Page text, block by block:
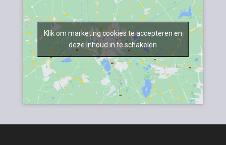
Klik om marketing cookies te accepteren en
deze inhoud in te schakelen